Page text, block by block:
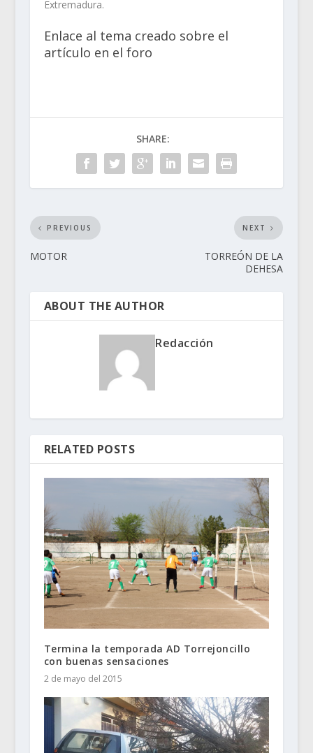
Extremadura.
Enlace al tema creado sobre el
artículo en el foro
SHARE:
PREVIOUS
MOTOR
NEXT
TORREÓN DE LA
DEHESA
ABOUT THE AUTHOR
Redacción
RELATED POSTS
Termina la temporada AD Torrejoncillo
con buenas sensaciones
2 de mayo del 2015